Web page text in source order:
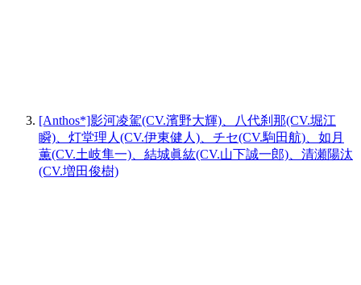
[Anthos*]影河凌駕(CV.濱野大輝)、八代刹那(CV.堀江
瞬)、灯堂理人(CV.伊東健人)、チセ(CV.駒田航)、如月
薫(CV.土岐隼一)、結城眞紘(CV.山下誠一郎)、清瀬陽汰
(CV.増田俊樹)